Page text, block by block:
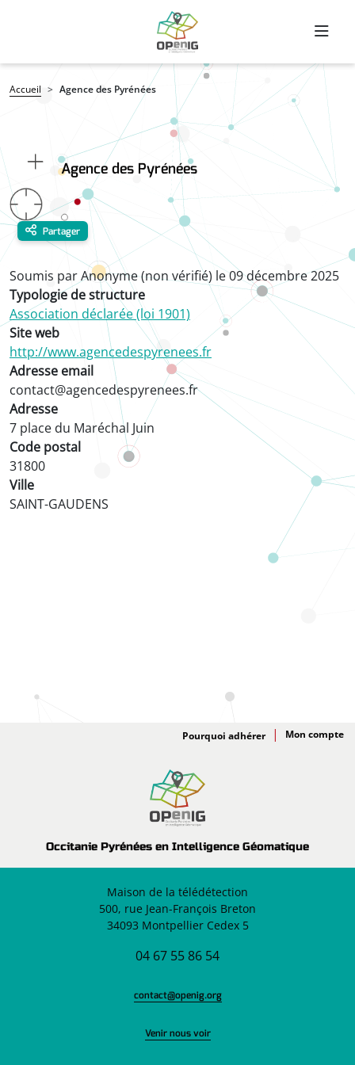
Fil d'Ariane
Accueil Agence des Pyrénées
Agence des Pyrénées
Partager
Soumis parAnonyme (non vérifié) le09 décembre 2025
Typologie de structure
Association déclarée (loi 1901)
Site web
http://www.agencedespyrenees.fr
Adresse email
contact@agencedespyrenees.fr
Adresse
7 place du Maréchal Juin
Code postal
31800
Ville
SAINT-GAUDENS
Occitanie Pyrénées en Intelligence Géomatique
Adhésion
Pourquoi adhérer
Maison de la télédétection
500, rue Jean-François Breton
34093 Montpellier Cedex 5
04 67 55 86 54
contact@openig.org
Venir nous voir